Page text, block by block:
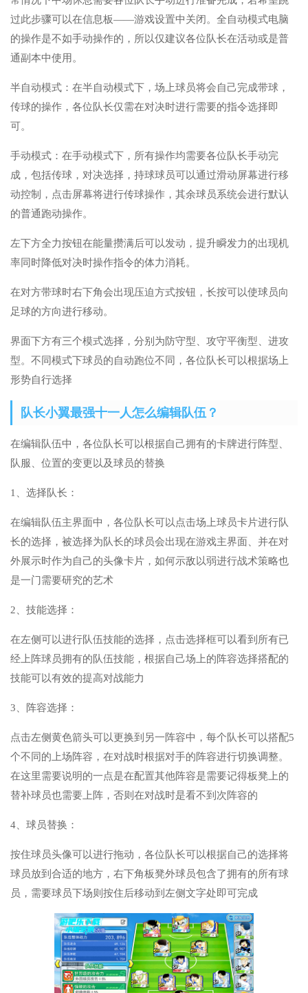
过此步骤可以在信息板——游戏设置中关闭。全自动模式电脑
的操作是不如手动操作的，所以仅建议各位队长在活动或是普
通副本中使用。
半自动模式：在半自动模式下，场上球员将会自己完成带球，
传球的操作，各位队长仅需在对决时进行需要的指令选择即
可。
手动模式：在手动模式下，所有操作均需要各位队长手动完
成，包括传球，对决选择，持球球员可以通过滑动屏幕进行移
动控制，点击屏幕将进行传球操作，其余球员系统会进行默认
的普通跑动操作。
左下方全力按钮在能量攒满后可以发动，提升瞬发力的出现机
率同时降低对决时操作指令的体力消耗。
在对方带球时右下角会出现压迫方式按钮，长按可以使球员向
足球的方向进行移动。
界面下方有三个模式选择，分别为防守型、攻守平衡型、进攻
型。不同模式下球员的自动跑位不同，各位队长可以根据场上
形势自行选择
队长小翼最强十一人怎么编辑队伍？
在编辑队伍中，各位队长可以根据自己拥有的卡牌进行阵型、
队服、位置的变更以及球员的替换
1、选择队长：
在编辑队伍主界面中，各位队长可以点击场上球员卡片进行队
长的选择，被选择为队长的球员会出现在游戏主界面、并在对
外展示时作为自己的头像卡片，如何示敌以弱进行战术策略也
是一门需要研究的艺术
2、技能选择：
在左侧可以进行队伍技能的选择，点击选择框可以看到所有已
经上阵球员拥有的队伍技能，根据自己场上的阵容选择搭配的
技能可以有效的提高对战能力
3、阵容选择：
点击左侧黄色箭头可以更换到另一阵容中，每个队长可以搭配5
个不同的上场阵容，在对战时根据对手的阵容进行切换调整。
在这里需要说明的一点是在配置其他阵容是需要记得板凳上的
替补球员也需要上阵，否则在对战时是看不到次阵容的
4、球员替换：
按住球员头像可以进行拖动，各位队长可以根据自己的选择将
球员放到合适的地方，右下角板凳外球员包含了拥有的所有球
员，需要球员下场则按住后移动到左侧文字处即可完成